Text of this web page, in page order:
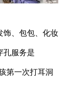
饰、包包、化妆
孔服务是
第一次打耳洞